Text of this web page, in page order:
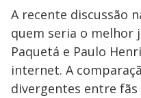
A recente discussão
quem seria o melhor
Paquetá e Paulo
internet. A
divergentes entre